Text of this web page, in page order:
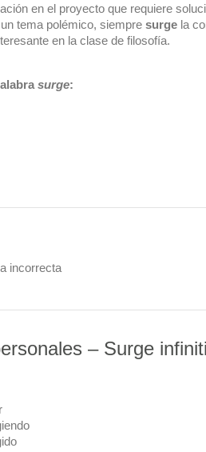
en el proyecto que requiere
tema polémico, siempre surge la
en la clase de filosofía.
surge:
incorrecta
– Surge